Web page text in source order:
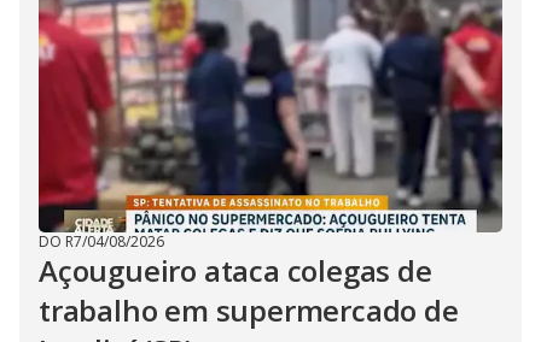
DO R7/04/08/2026
Açougueiro ataca colegas de
trabalho em supermercado de